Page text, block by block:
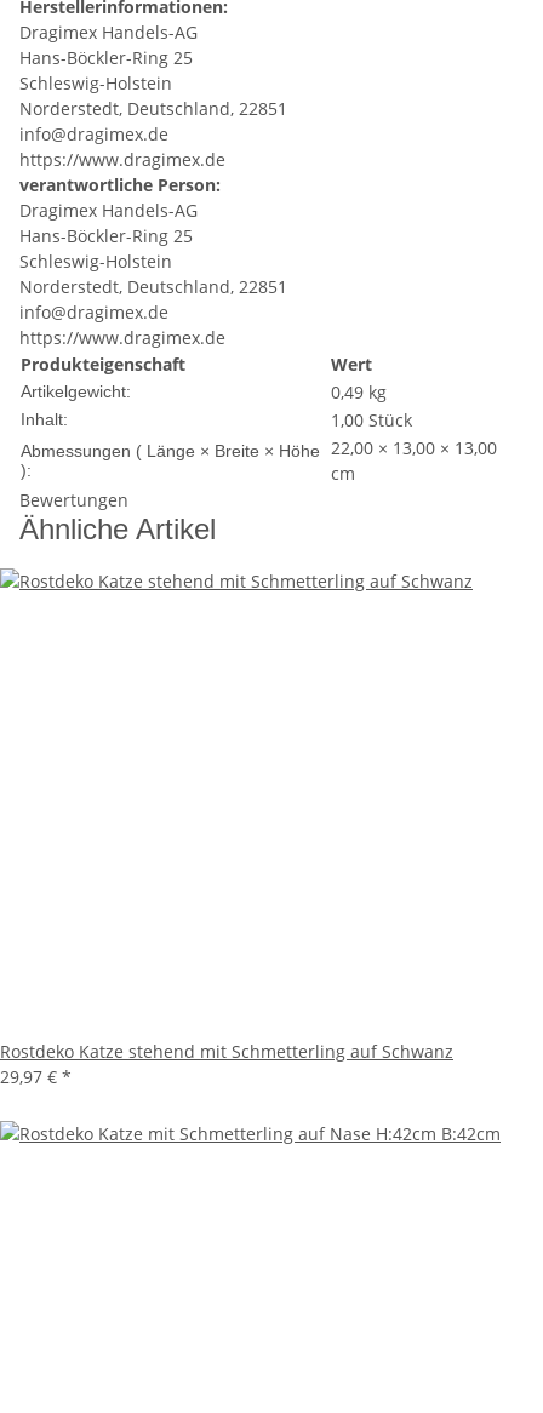
Herstellerinformationen:
Dragimex Handels-AG
Hans-Böckler-Ring 25
Schleswig-Holstein
Norderstedt, Deutschland, 22851
info@dragimex.de
https://www.dragimex.de
verantwortliche Person:
Dragimex Handels-AG
Hans-Böckler-Ring 25
Schleswig-Holstein
Norderstedt, Deutschland, 22851
info@dragimex.de
https://www.dragimex.de
Produkteigenschaft
Wert
Artikelgewicht: 0,49 kg
Inhalt: 1,00 Stück
Abmessungen ( Länge × Breite × Höhe
):
22,00 × 13,00 × 13,00
cm
Bewertungen
Ähnliche Artikel
Rostdeko Katze stehend mit Schmetterling auf Schwanz
29,97 € *